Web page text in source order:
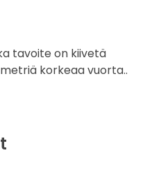
tavoite on kiivetä
korkeaa vuorta..